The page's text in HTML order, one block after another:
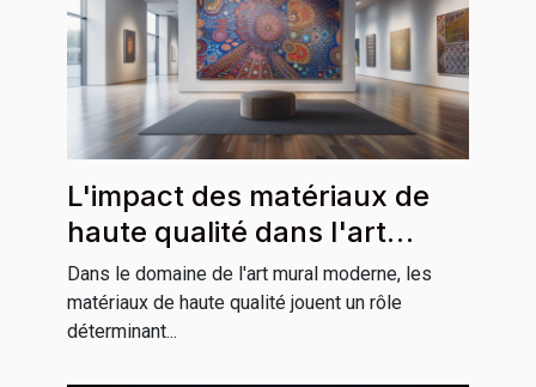
L'impact des matériaux de
haute qualité dans l'art
mural moderne
Dans le domaine de l'art mural moderne, les
matériaux de haute qualité jouent un rôle
déterminant...